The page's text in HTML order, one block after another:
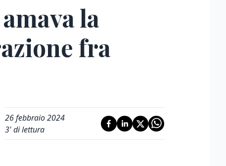
la
fra
26 febbraio 2024
3' di lettura